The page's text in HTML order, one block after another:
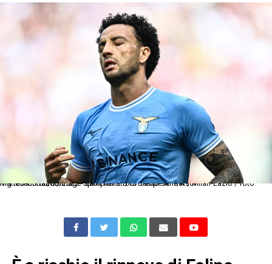
Mg Milano 06/05/2023 - campionato di calcio serie A / Milan-Lazio / foto Matteo Gribaudi/Image Sport nella foto: Felipe Anderson